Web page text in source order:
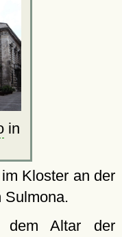
in
Kloster an der
dem Altar der